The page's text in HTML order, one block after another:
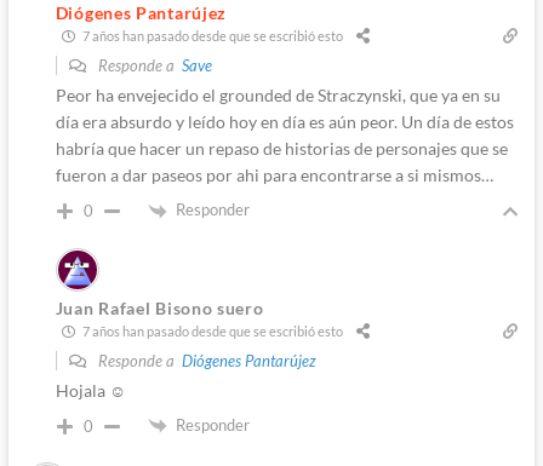
Diógenes Pantarújez
7 años han pasado desde que se escribió esto
Responde a Save
Peor ha envejecido el grounded de Straczynski, que ya en su
día era absurdo y leído hoy en día es aún peor. Un día de estos
habría que hacer un repaso de historias de personajes que se
fueron a dar paseos por ahi para encontrarse a si mismos…
0 Responder
Juan Rafael Bisono suero
7 años han pasado desde que se escribió esto
Responde a Diógenes Pantarújez
Hojala ☺
0 Responder